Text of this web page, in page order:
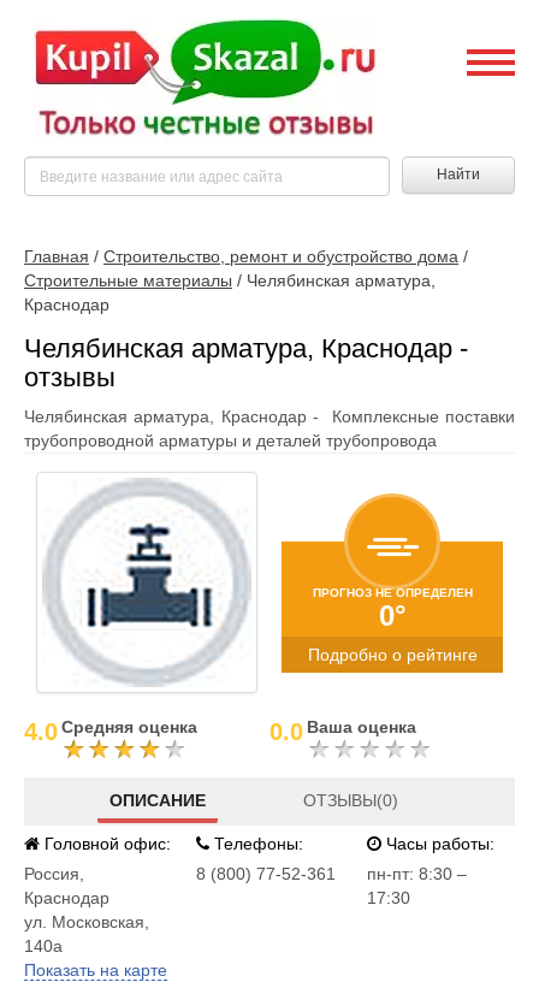
Найти
Главная / Строительство, ремонт и обустройство дома /
Строительные материалы / Челябинская арматура,
Краснодар
Челябинская арматура, Краснодар -
отзывы
Челябинская арматура, Краснодар - Комплексные поставки
трубопроводной арматуры и деталей трубопровода
ПРОГНОЗ НЕ ОПРЕДЕЛЕН
0°
Подробно о рейтинге
4.0Средняя оценка 0.0 Ваша оценка
ОПИСАНИЕ ОТЗЫВЫ(0)
Головной офис:
Россия
Краснодар
ул. Московская,
140а
Показать на карте
Телефоны:
8 (800) 77-52-361
Часы работы:
пн-пт: 8:30 –
17:30